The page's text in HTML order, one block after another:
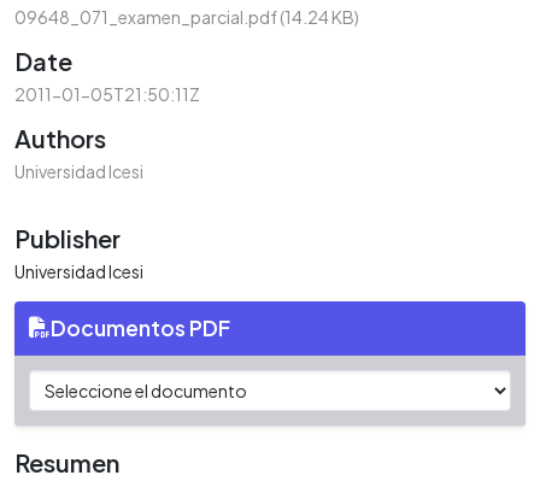
09648_071_examen_parcial.pdf(14.24 KB)
Date
2011-01-05T21:50:11Z
Authors
Universidad Icesi
Publisher
Universidad Icesi
Documentos PDF
Resumen